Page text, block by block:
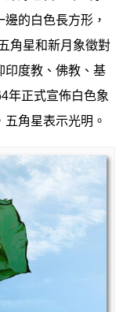
的白色長方形，
角星和新月象徵對
印度教、佛教、基
年正式宣佈白色象
角星表示光明。